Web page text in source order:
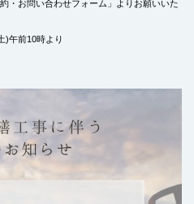
お問い合わせフォーム」よりお願いいた
午前10時より